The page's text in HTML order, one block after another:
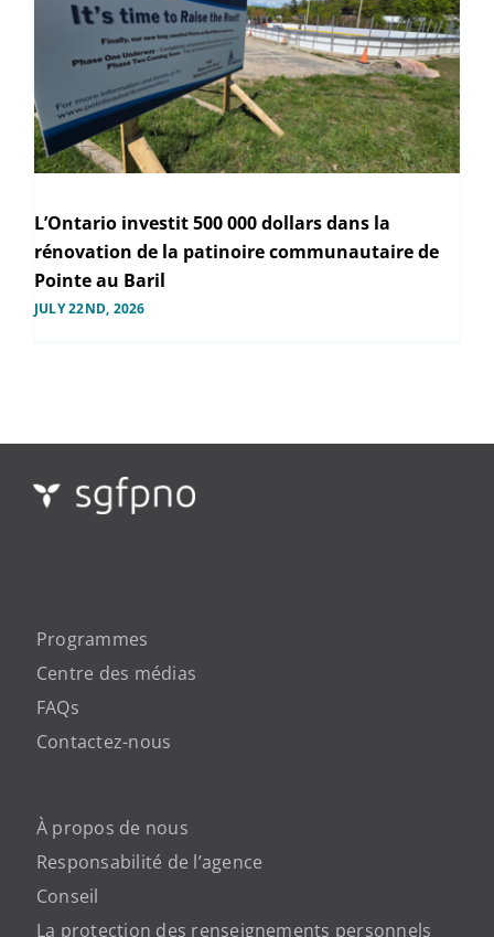
L’Ontario investit 500 000 dollars dans la
rénovation de la patinoire communautaire de
Pointe au Baril
JULY 22ND, 2026
Programmes
Centre des médias
FAQs
Contactez-nous
À propos de nous
Responsabilité de l’agence
Conseil
La protection des renseignements personnels